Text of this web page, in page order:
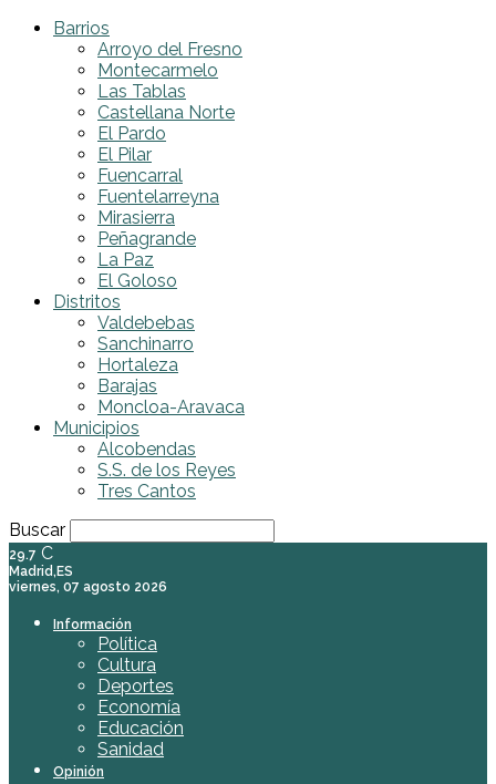
Barrios
Arroyo del Fresno
Montecarmelo
Las Tablas
Castellana Norte
El Pardo
El Pilar
Fuencarral
Fuentelarreyna
Mirasierra
Peñagrande
La Paz
El Goloso
Distritos
Valdebebas
Sanchinarro
Hortaleza
Barajas
Moncloa-Aravaca
Municipios
Alcobendas
S.S. de los Reyes
Tres Cantos
Buscar
29.7 C
Madrid,ES
viernes, 07 agosto 2026
Información
Política
Cultura
Deportes
Economía
Educación
Sanidad
Opinión